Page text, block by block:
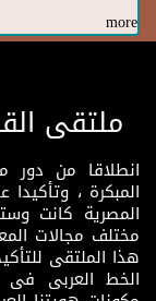
more
ملتقى
انطلاقا من دور
المبكرة ،
المصرية كانت
مختلف مجالات
هذا الملتقى
الخط العربى فى